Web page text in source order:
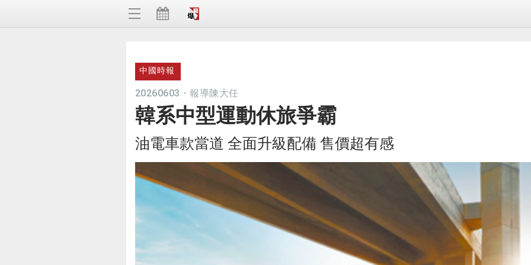
中國時報
20260603 ・ 報導陳大任
韓系中型運動休旅爭霸
油電車款當道 全面升級配備 售價超有感